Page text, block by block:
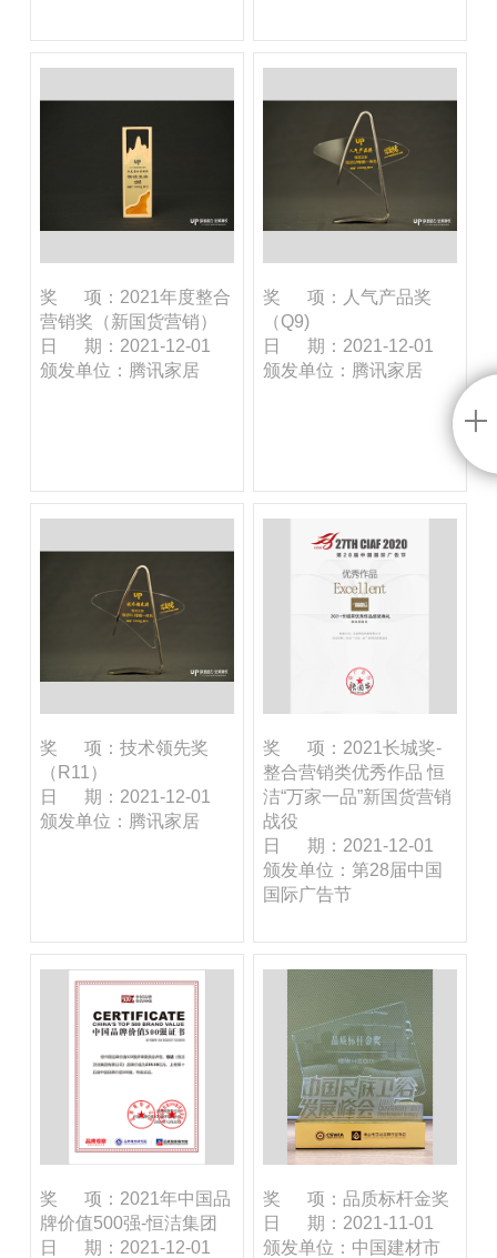
奖 项：2021年度整合
营销奖（新国货营销）
日 期：2021-12-01
颁发单位：腾讯家居
奖 项：人气产品奖
（Q9)
日 期：2021-12-01
颁发单位：腾讯家居
奖 项：技术领先奖
（R11）
日 期：2021-12-01
颁发单位：腾讯家居
奖 项：2021长城奖-
整合营销类优秀作品 恒
洁“万家一品”新国货营销
战役
日 期：2021-12-01
颁发单位：第28届中国
国际广告节
奖 项：2021年中国品
牌价值500强-恒洁集团
日 期：2021-12-01
奖 项：品质标杆金奖
日 期：2021-11-01
颁发单位：中国建材市